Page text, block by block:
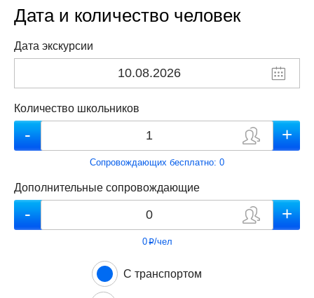
Дата и количество человек
Дата экскурсии
Количество школьников
Сопровождающих бесплатно: 0
Дополнительные сопровождающие
0p/чел
С транспортом